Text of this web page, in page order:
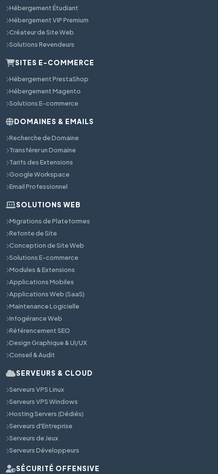
Hébergement Étudiant
Hébergement VIP Premium
Créateur de Site Web
Solutions Revendeurs
SITES E-COMMERCE
Hébergement PrestaShop
Hébergement Magento
Solutions E-commerce
DOMAINES & EMAILS
Recherche de Domaine
Transférer un Domaine
Tarifs des Extensions
Google Workspace
Email Professionnel
SOLUTIONS WEB
Migrations de Plateformes
Refonte de Site
Conception de Site Web
Solutions E-commerce
Modules & Extensions
Applications Mobiles
Applications Web (SaaS)
Maintenance Logicielle
Infogérance Web
Référencement SEO
Design Graphique & UI/UX
Conseil & Audit
SERVEURS & CLOUD
Serveurs VPS Linux
Serveurs VPS Windows
Hosting Servers (Dédiés)
Serveurs d'Entreprise
Serveurs de Jeux
Serveurs Développeurs
SÉCURITÉ OFFENSIVE